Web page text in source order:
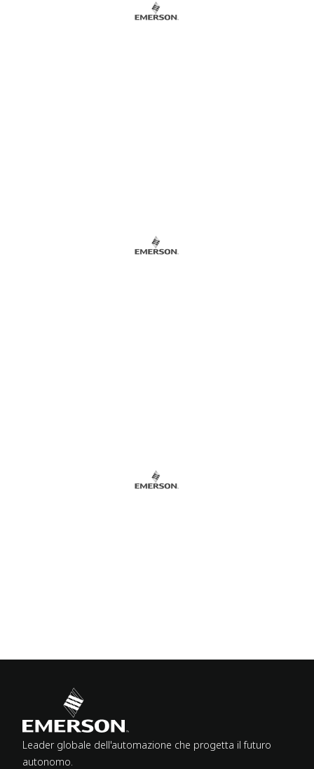
Leader globale dell'automazione che progetta il futuro
autonomo.